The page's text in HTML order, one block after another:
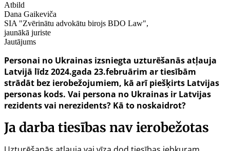
Atbild
Dana Gaikeviča
SIA "Zvērinātu advokātu birojs BDO Law",
jaunākā juriste
Jautājums
Personai no Ukrainas izsniegta uzturēšanās atļauja
Latvijā līdz 2024.gada 23.februārim ar tiesībām
strādāt bez ierobežojumiem, kā arī piešķirts Latvijas
personas kods. Vai persona no Ukrainas ir Latvijas
rezidents vai nerezidents? Kā to noskaidrot?
Ja darba tiesības nav ierobežotas